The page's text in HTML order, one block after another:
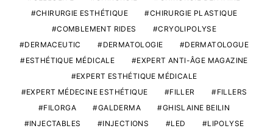
CHIRURGIE ESTHÉTIQUE
CHIRURGIE PLASTIQUE
COMBLEMENT RIDES
CRYOLIPOLYSE
DERMACEUTIC
DERMATOLOGIE
DERMATOLOGUE
ESTHÉTIQUE MÉDICALE
EXPERT ANTI-ÂGE MAGAZINE
EXPERT ESTHÉTIQUE MÉDICALE
EXPERT MÉDECINE ESTHÉTIQUE
FILLER
FILLERS
FILORGA
GALDERMA
GHISLAINE BEILIN
INJECTABLES
INJECTIONS LED
LIPOLYSE